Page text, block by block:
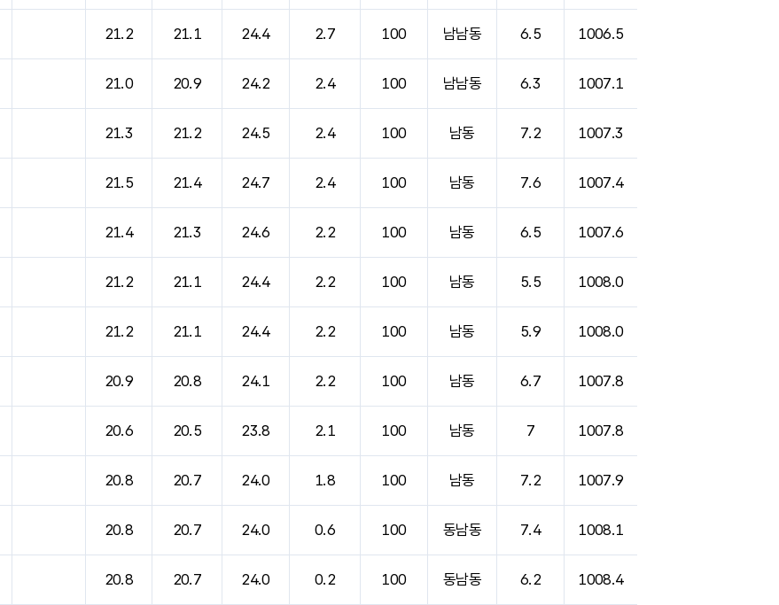
21.2 21.1 24.4 2.7 100 남남동 6.5 1006.5
21.0 20.9 24.2 2.4 100 남남동 6.3 1007.1
21.3 21.2 24.5 2.4 100 남동 7.2 1007.3
21.5 21.4 24.7 2.4 100 남동 7.6 1007.4
21.4 21.3 24.6 2.2 100 남동 6.5 1007.6
21.2 21.1 24.4 2.2 100 남동 5.5 1008.0
21.2 21.1 24.4 2.2 100 남동 5.9 1008.0
20.9 20.8 24.1 2.2 100 남동 6.7 1007.8
20.6 20.5 23.8 2.1 100 남동 7 1007.8
20.8 20.7 24.0 1.8 100 남동 7.2 1007.9
20.8 20.7 24.0 0.6 100 동남동 7.4 1008.1
20.8 20.7 24.0 0.2 100 동남동 6.2 1008.4